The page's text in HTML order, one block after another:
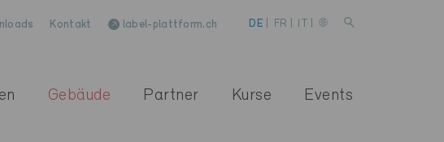
Kontakt label-plattform.ch DE FR
Gebäude Partner Kurse Events